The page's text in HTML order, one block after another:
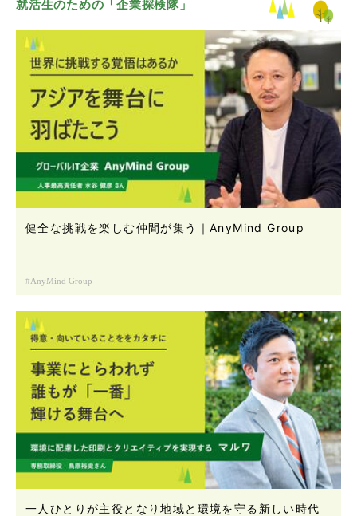
就活生のための「企業探検隊」
健全な挑戦を楽しむ仲間が集う｜AnyMind Group
AnyMind Group
一人ひとりが主役となり地域と環境を守る新しい時代